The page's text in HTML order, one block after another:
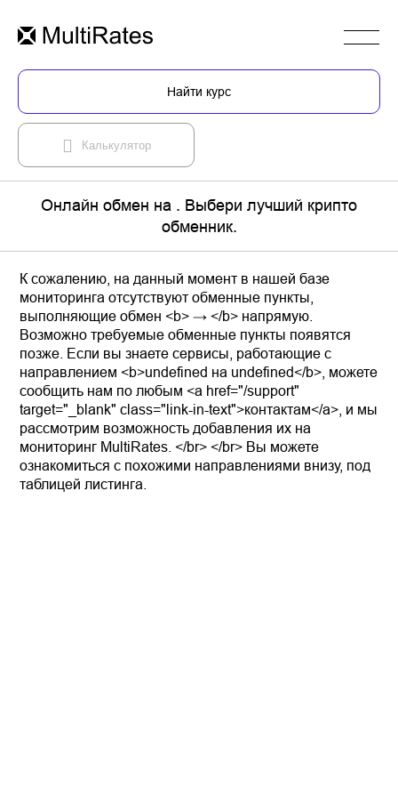
Найти курс
Калькулятор
Онлайн обмен на . Выбери лучший крипто
обменник.
К сожалению, на данный момент в нашей базе
мониторинга отсутствуют обменные пункты,
выполняющие обмен <b> → </b> напрямую.
Возможно требуемые обменные пункты появятся
позже. Если вы знаете сервисы, работающие с
направлением <b>undefined на undefined</b>, можете
сообщить нам по любым <a href="/support"
target="_blank" class="link-in-text">контактам</a>, и мы
рассмотрим возможность добавления их на
мониторинг MultiRates. </br> </br> Вы можете
ознакомиться с похожими направлениями внизу, под
таблицей листинга.